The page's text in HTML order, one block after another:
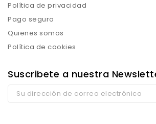
Política de privacidad
Pago seguro
Quienes somos
Política de cookies
Suscribete a nuestra